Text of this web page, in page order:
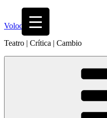
contenido
Volodia
Teatro | Crítica | Cambio